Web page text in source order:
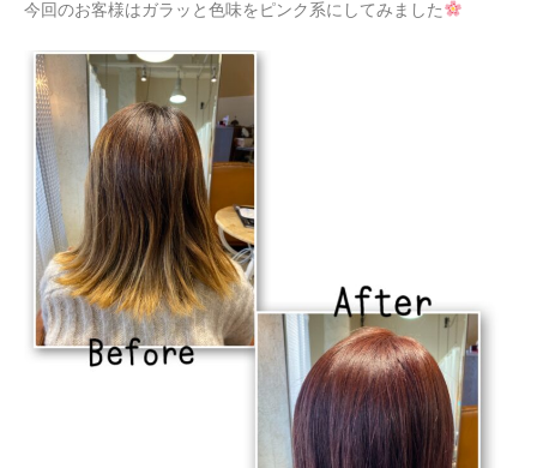
今回のお客様はガラッと色味をピンク系にしてみました